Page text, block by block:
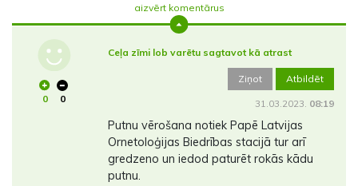
aizvērt komentārus
0 0
Ceļa zīmi lob varētu sagtavot kā atrast
Ziņot Atbildēt
31.03.2023. 08:19
Putnu vērošana notiek Papē Latvijas
Ornetoloģijas Biedrības stacijā tur arī
gredzeno un iedod paturēt rokās kādu
putnu.